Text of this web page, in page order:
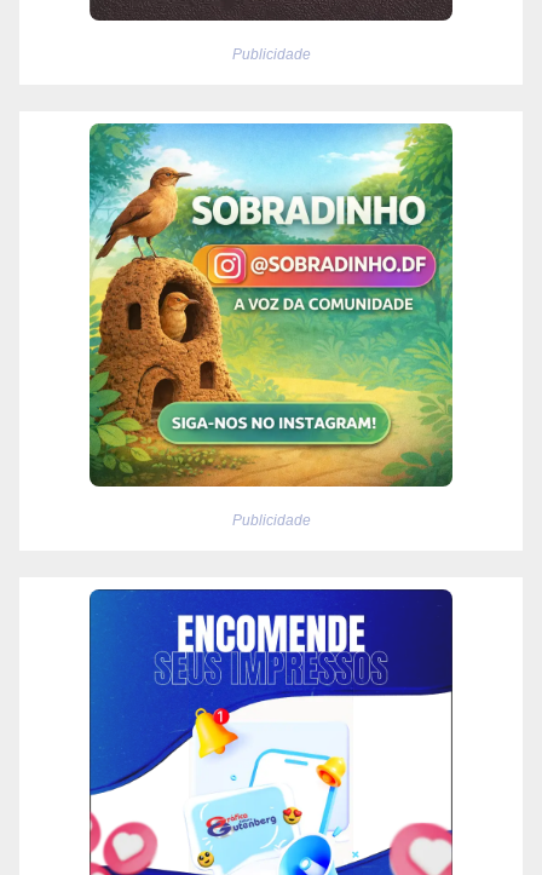
Publicidade
Publicidade